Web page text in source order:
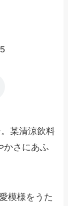
某清涼飲料
かさにあふ
模様をうた